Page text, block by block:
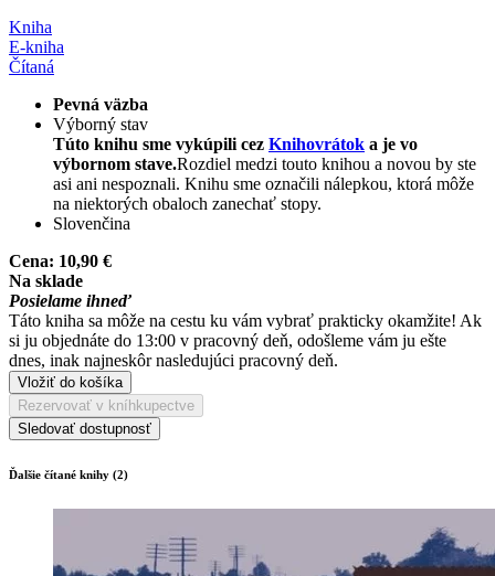
Kniha
E-kniha
Čítaná
Pevná väzba
Výborný stav
Túto knihu sme vykúpili cez Knihovrátok a je vo
výbornom stave.Rozdiel medzi touto knihou a novou by ste
asi ani nespoznali. Knihu sme označili nálepkou, ktorá môže
na niektorých obaloch zanechať stopy.
Slovenčina
Cena: 10,90 €
Na sklade
Posielame ihneď
Táto kniha sa môže na cestu ku vám vybrať prakticky okamžite! Ak
si ju objednáte do 13:00 v pracovný deň, odošleme vám ju ešte
dnes, inak najneskôr nasledujúci pracovný deň.
Vložiť do košíka
Rezervovať v kníhkupectve
Sledovať dostupnosť
Ďalšie čítané knihy (2)